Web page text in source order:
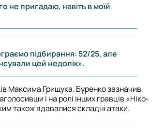
не пригадаю, навіть в моїй
підбирання: 52/25, але
цей недолік».
Максима Грищука. Буренко зазначив,
і на ролі інших гравців «Ніко-
також вдавалися складні атаки.